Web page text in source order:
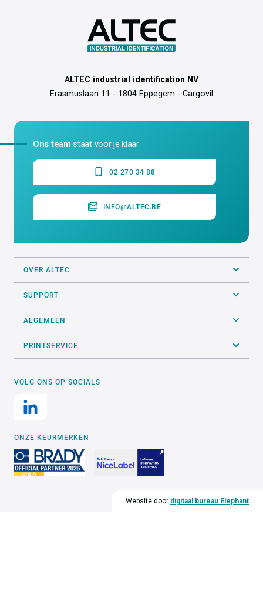
ALTEC industrial identification NV
Erasmuslaan 11 - 1804 Eppegem - Cargovil
Ons team staat voor je klaar
02 270 34 88
INFO@ALTEC.BE
OVER ALTEC
SUPPORT
ALGEMEEN
PRINTSERVICE
VOLG ONS OP SOCIALS
ONZE KEURMERKEN
Website door digitaal bureau Elephant